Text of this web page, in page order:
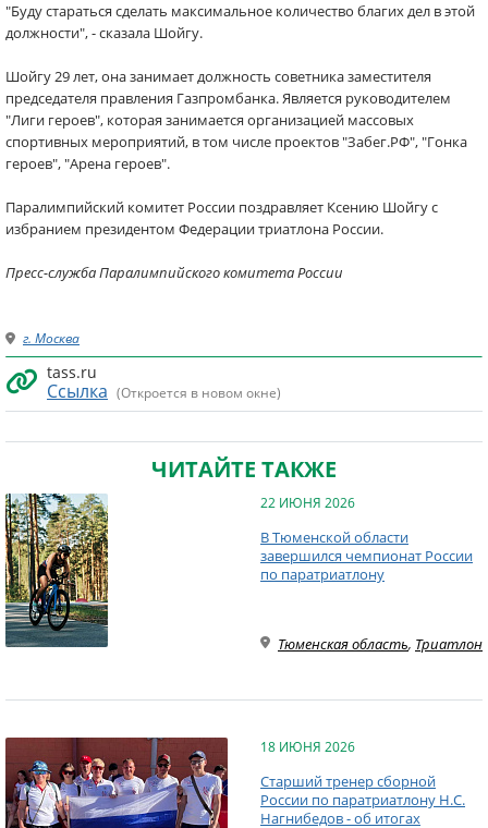
"Буду стараться сделать максимальное количество благих дел в этой
должности", - сказала Шойгу.
Шойгу 29 лет, она занимает должность советника заместителя
председателя правления Газпромбанка. Является руководителем
"Лиги героев", которая занимается организацией массовых
спортивных мероприятий, в том числе проектов "Забег.РФ", "Гонка
героев", "Арена героев".
Паралимпийский комитет России поздравляет Ксению Шойгу с
избранием президентом Федерации триатлона России.
Пресс-служба Паралимпийского комитета России
г. Москва
tass.ru
Ссылка (Откроется в новом окне)
ЧИТАЙТЕ ТАКЖЕ
22 ИЮНЯ 2026
В Тюменской области
завершился чемпионат России
по паратриатлону
Тюменская область, Триатлон
18 ИЮНЯ 2026
Старший тренер сборной
России по паратриатлону Н.С.
Нагнибедов - об итогах